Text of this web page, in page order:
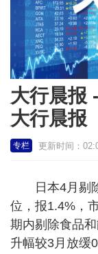
大行晨报
大行晨报
专栏 更新时间：
日本4月剔除
位，报1.4%，
期内剔除食品
升幅较3月放缓